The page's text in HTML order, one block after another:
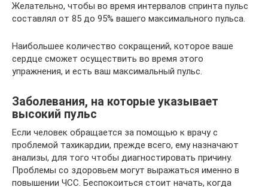
Желательно, чтобы во время интервалов спринта пульс
составлял от 85 до 95% вашего максимального пульса.
Наибольшее количество сокращений, которое ваше
сердце сможет осуществить во время этого
упражнения, и есть ваш максимальный пульс.
Заболевания, на которые указывает
высокий пульс
Если человек обращается за помощью к врачу с
проблемой тахикардии, прежде всего, ему назначают
анализы, для того чтобы диагностировать причину.
Проблемы со здоровьем могут выражаться именно в
повышении ЧСС. Беспокоиться стоит начать, когда